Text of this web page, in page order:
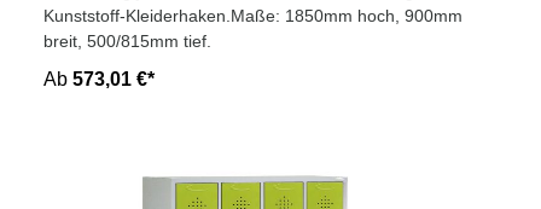
Kunststoff-Kleiderhaken.Maße: 1850mm hoch, 900mm
breit, 500/815mm tief.
Ab 573,01 €*